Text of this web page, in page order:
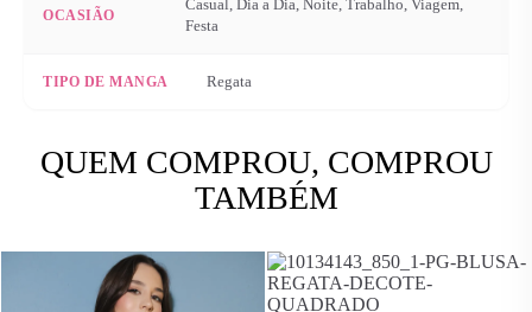
OCASIÃO
Casual, Dia a Dia, Noite, Trabalho, Viagem,
Festa
TIPO DE MANGA Regata
QUEM COMPROU, COMPROU
TAMBÉM